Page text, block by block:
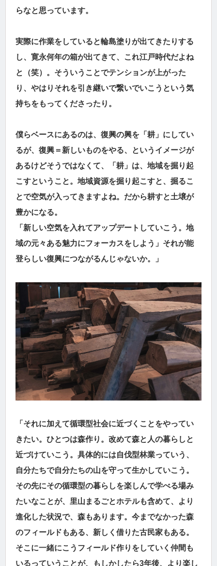
らなと思っています。
実際に作業をしていると輪島塗りが出てきたりする
し、寛永何年の箱が出てきて、これ江戸時代だよね
と（笑）。そういうことでテンションが上がった
り、やはりそれを引き継いで繋いでいこうという気
持ちをもってくださったり。
僕らベースにあるのは、復興の興を「耕」にしてい
るが、復興＝新しいものをやる、というイメージが
あるけどそうではなくて、「耕」は、地域を掘り起
こすということ。地域資源を掘り起こすと、掘るこ
とで空気が入ってきますよね。だから耕すと土壌が
豊かになる。
「新しい空気を入れてアップデートしていこう。地
域の元々ある魅力にフォーカスをしよう」それが能
登らしい復興につながるんじゃないか。」
「それに加えて循環型社会に近づくことをやってい
きたい。ひとつは森作り。改めて森と人の暮らしと
近づけていこう。具体的には自伐型林業っていう、
自分たちで自分たちの山を守って生かしていこう。
その先にその循環型の暮らしを楽しんで学べる場み
たいなことが、里山まるごとホテルも含めて、より
進化した状況で、森もあります。今までなかった森
のフィールドもある、新しく借りた古民家もある。
そこに一緒にこうフィールド作りをしていく仲間も
いるっていうことが、もしかしたら3年後、より楽し